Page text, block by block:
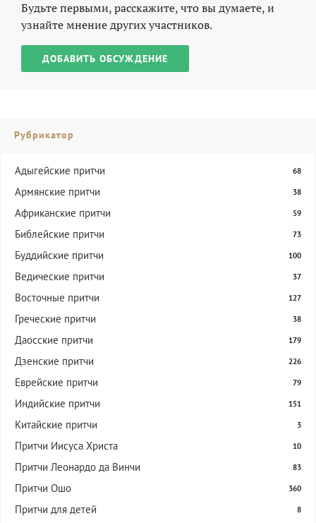
Будьте первыми, расскажите, что вы думаете, и
узнайте мнение других участников.
ДОБАВИТЬ ОБСУЖДЕНИЕ
Рубрикатор
Адыгейские притчи 68
Армянские притчи 38
Африканские притчи 59
Библейские притчи 73
Буддийские притчи 100
Ведические притчи 37
Восточные притчи 127
Греческие притчи 38
Даосские притчи 179
Дзенские притчи 226
Еврейские притчи 79
Индийские притчи 151
Китайские притчи 3
Притчи Иисуса Христа 10
Притчи Леонардо да Винчи 83
Притчи Ошо 360
Притчи для детей 8